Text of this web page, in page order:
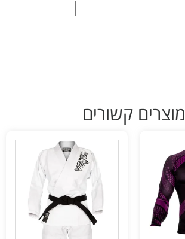
מוצרים קשורים